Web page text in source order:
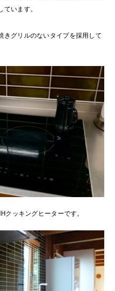
います。
きグリルのないタイプを採用して
クッキングヒーターです。